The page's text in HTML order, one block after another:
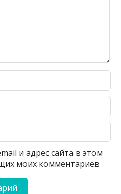
и адрес сайта в этом
моих комментариев